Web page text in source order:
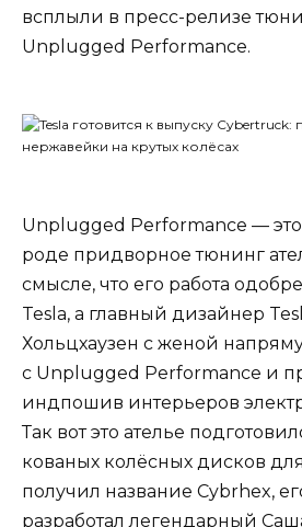
всплыли в пресс-релизе
Unplugged Performance.
Unplugged Performance —
роде придворное тюнинг
смысле, что его работа
Tesla, а главный дизайнер
Хольцхаузен с женой
с Unplugged Performance и
индпошив интерьеров
Так вот это ателье
кованых колёсных дисков
получил название Cybrhex,
разработал легендарный